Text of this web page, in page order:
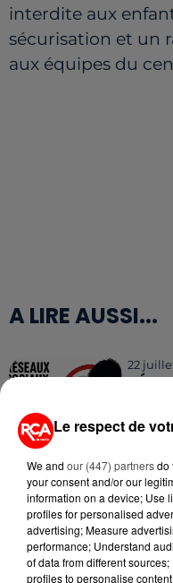
interdite aux
sécurisation et un
aux équipes du
A LIRE AUSSI...
22
DE
16
2020
15
Le respect de
We and our (447) partnersdo
your consent and/or our
information on a device; Use
profiles for personalised
advertising; Measure
performance; Understand
of data from different
profiles to personalise